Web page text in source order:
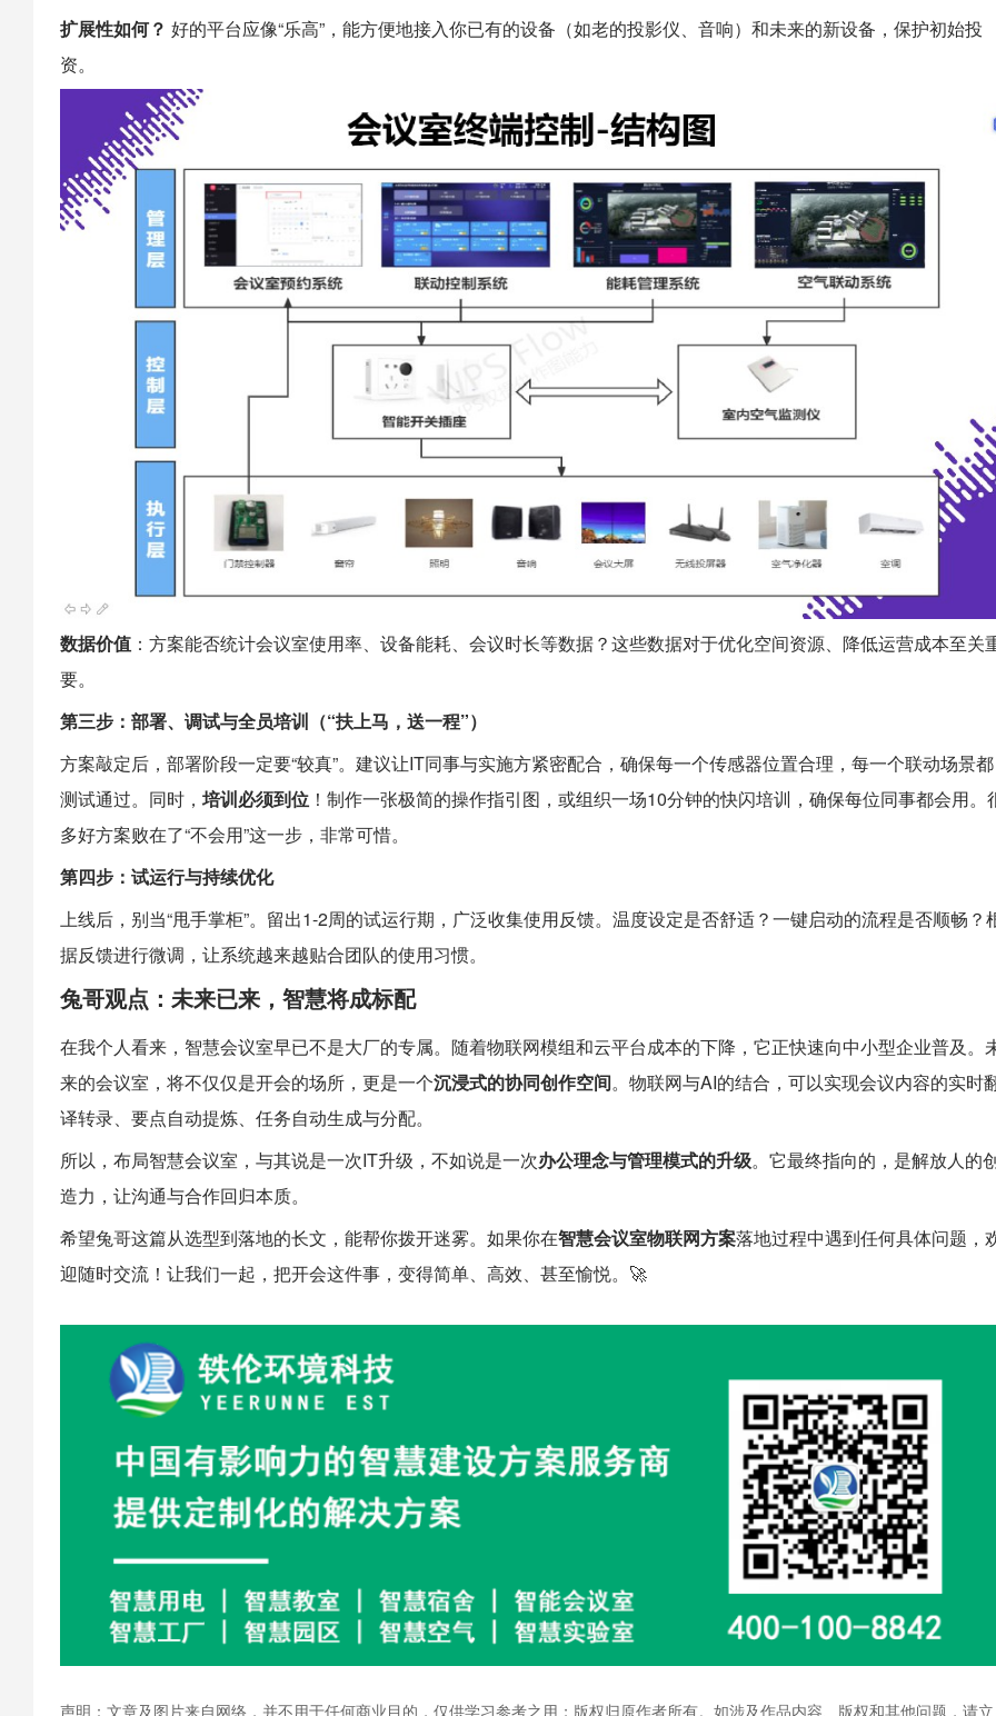
扩展性如何？ 好的平台应像“乐高”，能方便地接入你已有的设备（如老的投影仪、音响）和未来的新设备，保护初始投
资。
数据价值 ：方案能否统计会议室使用率、设备能耗、会议时长等数据？这些数据对于优化空间资源、降低运营成本至关
要。
第三步：部署、调试与全员培训（“扶上马，送一程”）
方案敲定后，部署阶段一定要“较真”。建议让IT同事与实施方紧密配合，确保每一个传感器位置合理，每一个联动场景都
测试通过。同时， 培训必须到位 ！制作一张极简的操作指引图，或组织一场10分钟的快闪培训，确保每位同事都会用。
多好方案败在了“不会用”这一步，非常可惜。
第四步：试运行与持续优化
上线后，别当“甩手掌柜”。留出1-2周的试运行期，广泛收集使用反馈。温度设定是否舒适？一键启动的流程是否顺畅？
据反馈进行微调，让系统越来越贴合团队的使用习惯。
兔哥观点：未来已来，智慧将成标配
在我个人看来，智慧会议室早已不是大厂的专属。随着物联网模组和云平台成本的下降，它正快速向中小型企业普及。
来的会议室，将不仅仅是开会的场所，更是一个沉浸式的协同创作空间。物联网与AI的结合，可以实现会议内容的实时
译转录、要点自动提炼、任务自动生成与分配。
所以，布局智慧会议室，与其说是一次IT升级，不如说是一次办公理念与管理模式的升级。它最终指向的，是解放人的
造力，让沟通与合作回归本质。
希望兔哥这篇从选型到落地的长文，能帮你拨开迷雾。如果你在智慧会议室物联网方案落地过程中遇到任何具体问题，
迎随时交流！让我们一起，把开会这件事，变得简单、高效、甚至愉悦。🚀
声明：文章及图片来自网络，并不用于任何商业目的，仅供学习参考之用；版权归原作者所有。如涉及作品内容、版权和其他问题，请立